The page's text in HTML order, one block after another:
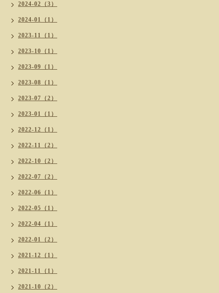
2024-02（3）
2024-01（1）
2023-11（1）
2023-10（1）
2023-09（1）
2023-08（1）
2023-07（2）
2023-01（1）
2022-12（1）
2022-11（2）
2022-10（2）
2022-07（2）
2022-06（1）
2022-05（1）
2022-04（1）
2022-01（2）
2021-12（1）
2021-11（1）
2021-10（2）